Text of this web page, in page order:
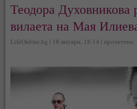
Теодора Духовникова
вилаета на Мая
LifeOnline.bg | 18 януари, 18:14 | прочетена: